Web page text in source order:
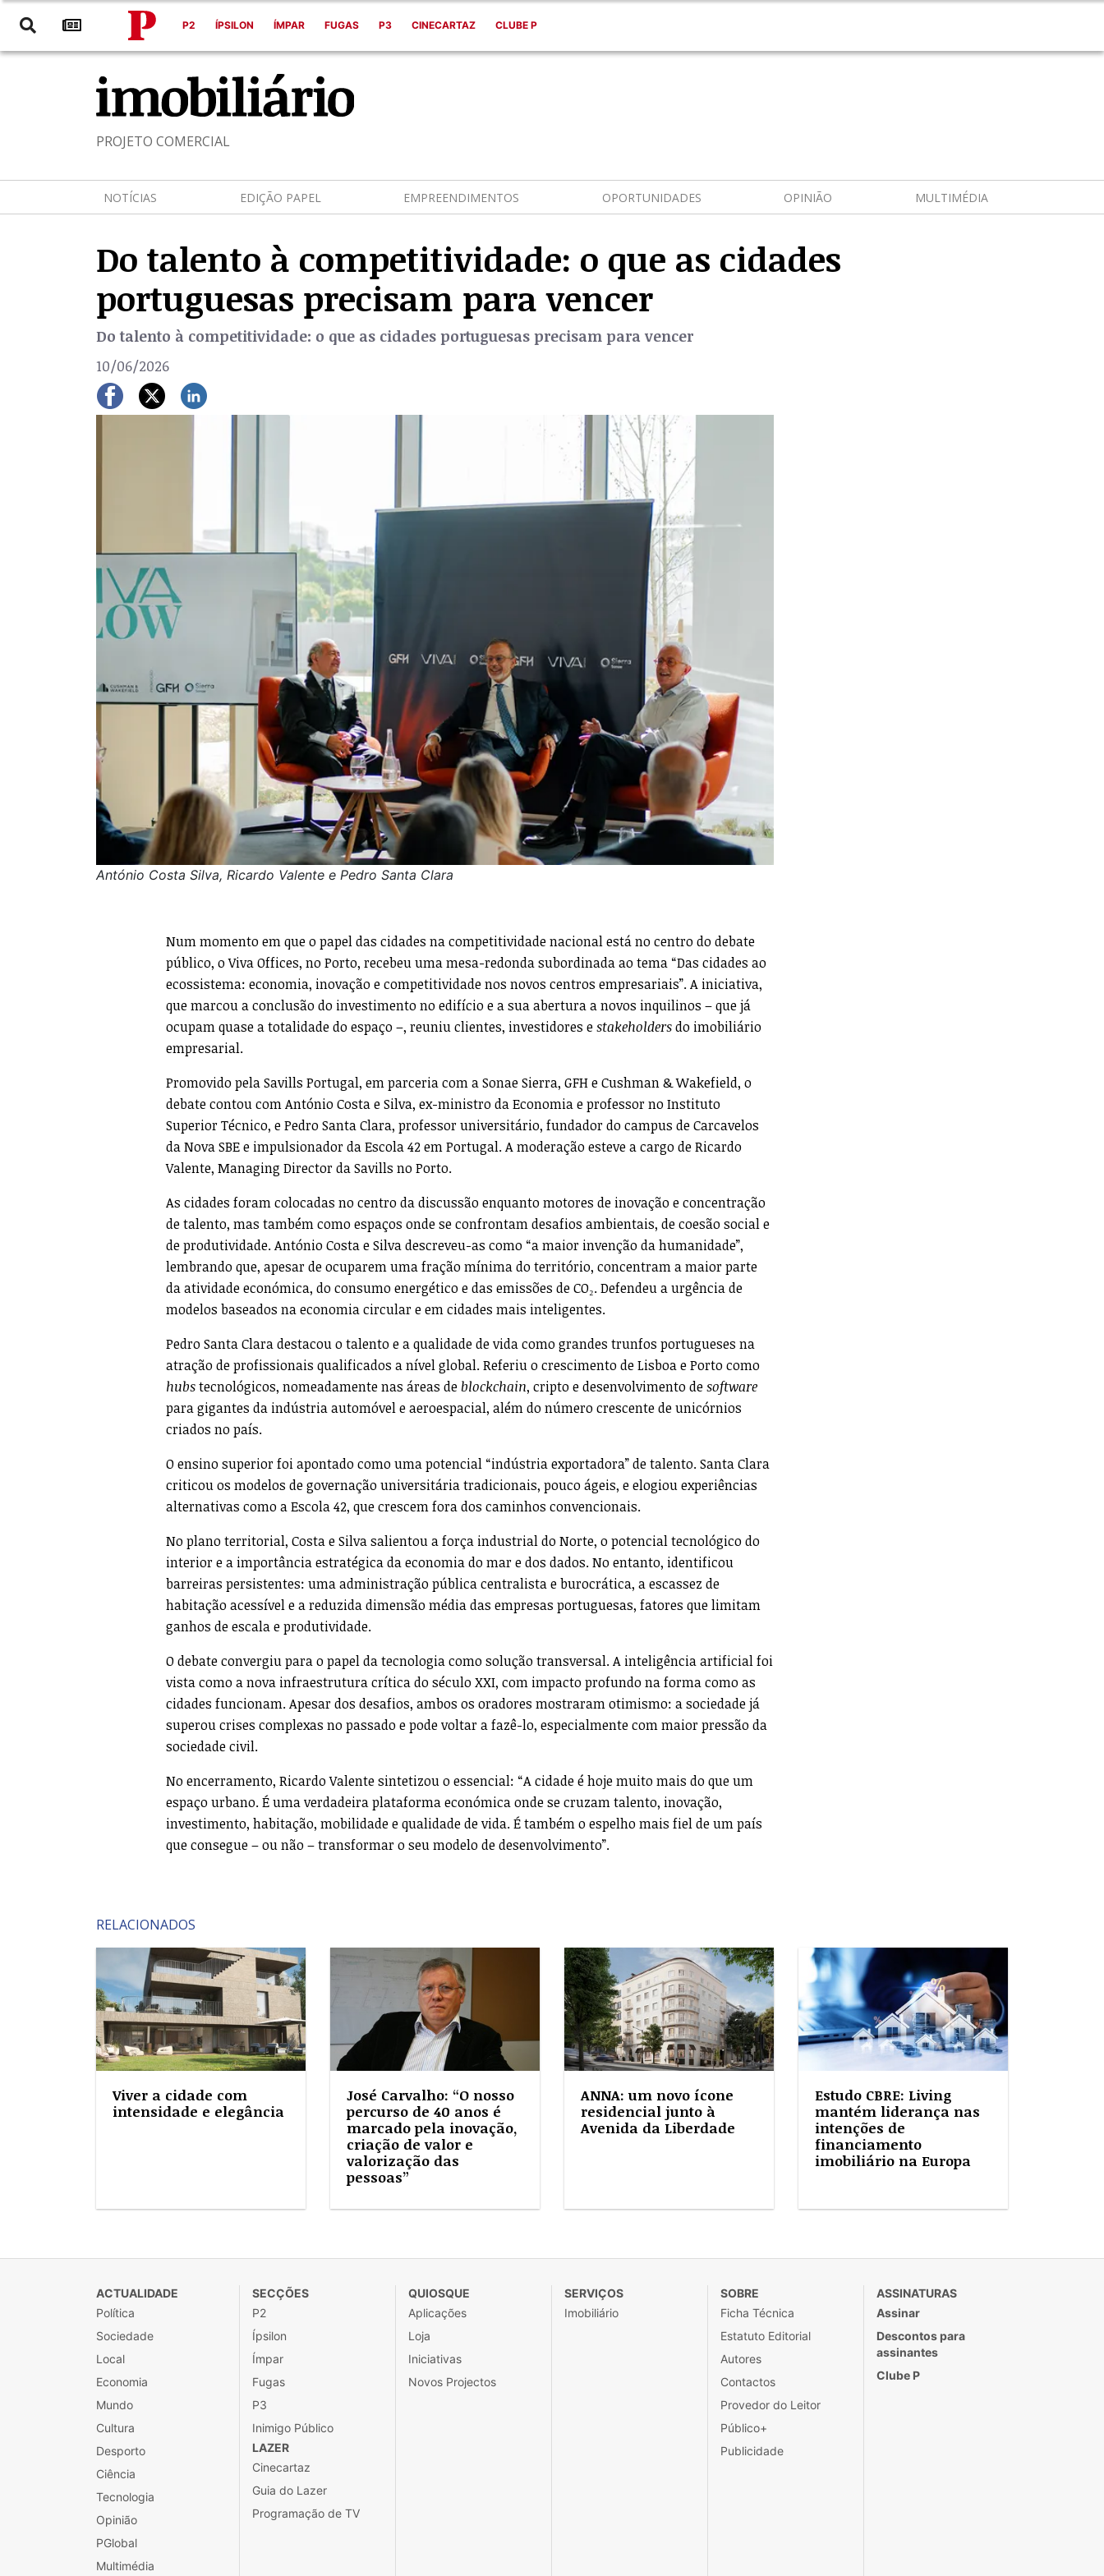
P2 ÍPSILON ÍMPAR FUGAS P3 CINECARTAZ CLUBE P
PROJETO COMERCIAL
NOTÍCIAS EDIÇÃO PAPEL EMPREENDIMENTOS OPORTUNIDADES OPINIÃO MULTIMÉDIA
Do talento à competitividade: o que as cidades
portuguesas precisam para vencer
Do talento à competitividade: o que as cidades portuguesas precisam para vencer
10/06/2026
António Costa Silva, Ricardo Valente e Pedro Santa Clara
Num momento em que o papel das cidades na competitividade nacional está no centro do debate
público, o Viva Offices, no Porto, recebeu uma mesa-redonda subordinada ao tema “Das cidades ao
ecossistema: economia, inovação e competitividade nos novos centros empresariais”. A iniciativa,
que marcou a conclusão do investimento no edifício e a sua abertura a novos inquilinos – que já
ocupam quase a totalidade do espaço –, reuniu clientes, investidores estakeholdersdo imobiliário
empresarial.
Promovido pela Savills Portugal, em parceria com a Sonae Sierra, GFH e Cushman & Wakefield, o
debate contou com António Costa e Silva, ex-ministro da Economia e professor no Instituto
Superior Técnico, e Pedro Santa Clara, professor universitário, fundador do campus de Carcavelos
da Nova SBE e impulsionador da Escola 42 em Portugal. A moderação esteve a cargo de Ricardo
Valente, Managing Director da Savills no Porto.
As cidades foram colocadas no centro da discussão enquanto motores de inovação e concentração
de talento, mas também como espaços onde se confrontam desafios ambientais, de coesão social e
de produtividade. António Costa e Silva descreveu-as como “a maior invenção da humanidade”,
lembrando que, apesar de ocuparem uma fração mínima do território, concentram a maior parte
da atividade económica, do consumo energético e das emissões de CO₂. Defendeu a urgência de
modelos baseados na economia circular e em cidades mais inteligentes.
Pedro Santa Clara destacou o talento e a qualidade de vida como grandes trunfos portugueses na
atração de profissionais qualificados a nível global. Referiu o crescimento de Lisboa e Porto como
hubstecnológicos, nomeadamente nas áreas deblockchain, cripto e desenvolvimento desoftware
para gigantes da indústria automóvel e aeroespacial, além do número crescente de unicórnios
criados no país.
O ensino superior foi apontado como uma potencial “indústria exportadora” de talento. Santa Clara
criticou os modelos de governação universitária tradicionais, pouco ágeis, e elogiou experiências
alternativas como a Escola 42, que crescem fora dos caminhos convencionais.
No plano territorial, Costa e Silva salientou a força industrial do Norte, o potencial tecnológico do
interior e a importância estratégica da economia do mar e dos dados. No entanto, identificou
barreiras persistentes: uma administração pública centralista e burocrática, a escassez de
habitação acessível e a reduzida dimensão média das empresas portuguesas, fatores que limitam
ganhos de escala e produtividade.
O debate convergiu para o papel da tecnologia como solução transversal. A inteligência artificial foi
vista como a nova infraestrutura crítica do século XXI, com impacto profundo na forma como as
cidades funcionam. Apesar dos desafios, ambos os oradores mostraram otimismo: a sociedade já
superou crises complexas no passado e pode voltar a fazê-lo, especialmente com maior pressão da
sociedade civil.
No encerramento, Ricardo Valente sintetizou o essencial: “A cidade é hoje muito mais do que um
espaço urbano. É uma verdadeira plataforma económica onde se cruzam talento, inovação,
investimento, habitação, mobilidade e qualidade de vida. É também o espelho mais fiel de um país
que consegue – ou não – transformar o seu modelo de desenvolvimento”.
RELACIONADOS
Viver a cidade com
intensidade e elegância
José Carvalho: “O nosso
percurso de 40 anos é
marcado pela inovação,
criação de valor e
valorização das
pessoas”
ANNA: um novo ícone
residencial junto à
Avenida da Liberdade
Estudo CBRE: Living
mantém liderança nas
intenções de
financiamento
imobiliário na Europa
ACTUALIDADE
Política
Sociedade
Local
Economia
Mundo
Cultura
Desporto
Ciência
Tecnologia
Opinião
PGlobal
Multimédia
SECÇÕES
P2
Ípsilon
Ímpar
Fugas
P3
Inimigo Público
LAZER
Cinecartaz
Guia do Lazer
Programação de TV
QUIOSQUE
Aplicações
Loja
Iniciativas
Novos Projectos
SERVIÇOS
Imobiliário
SOBRE
Ficha Técnica
Estatuto Editorial
Autores
Contactos
Provedor do Leitor
Público+
Publicidade
ASSINATURAS
Assinar
Descontos para
assinantes
Clube P